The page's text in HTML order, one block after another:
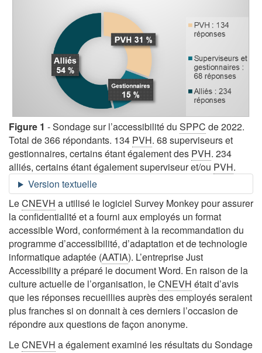
Figure 1 - Sondage sur l’accessibilité du SPPC de 2022.
Total de 366 répondants. 134 PVH. 68 superviseurs et
gestionnaires, certains étant également des PVH. 234
alliés, certains étant également superviseur et/ou PVH.
LeCNEVH a utilisé le logiciel Survey Monkey pour assurer
la confidentialité et a fourni aux employés un format
accessible Word, conformément à la recommandation du
programme d’accessibilité, d’adaptation et de technologie
informatique adaptée (AATIA). L’entreprise Just
Accessibility a préparé le document Word. En raison de la
culture actuelle de l’organisation, leCNEVH était d’avis
que les réponses recueillies auprès des employés seraient
plus franches si on donnait à ces derniers l’occasion de
répondre aux questions de façon anonyme.
LeCNEVH a également examiné les résultats du Sondage